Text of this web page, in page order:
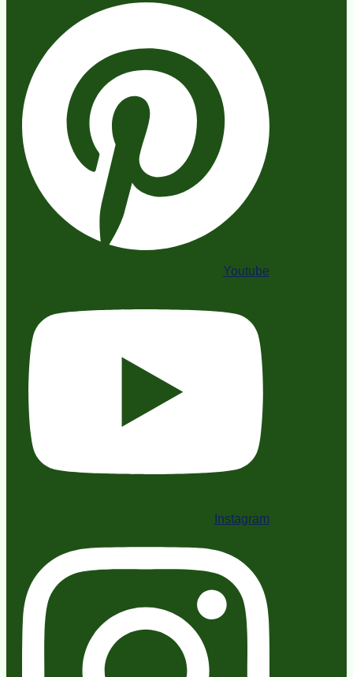
Youtube
Instagram